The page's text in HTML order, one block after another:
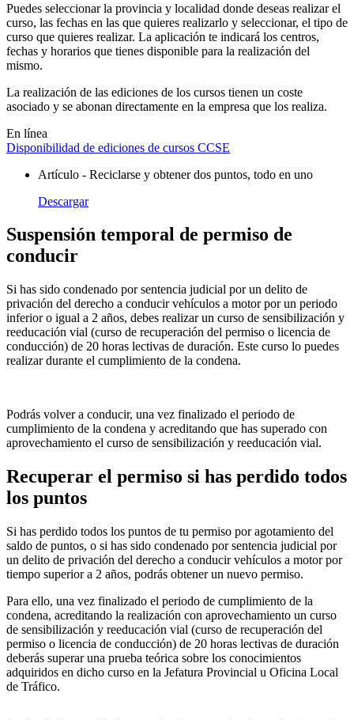
Puedes seleccionar la provincia y localidad donde deseas realizar el
curso, las fechas en las que quieres realizarlo y seleccionar, el tipo de
curso que quieres realizar. La aplicación te indicará los centros,
fechas y horarios que tienes disponible para la realización del
mismo.
La realización de las ediciones de los cursos tienen un coste
asociado y se abonan directamente en la empresa que los realiza.
En línea
Disponibilidad de ediciones de cursos CCSE
Artículo - Reciclarse y obtener dos puntos, todo en uno
Descargar
Suspensión temporal de permiso de
conducir
Si has sido condenado por sentencia judicial por un delito de
privación del derecho a conducir vehículos a motor por un periodo
inferior o igual a 2 años, debes realizar un curso de sensibilización y
reeducación vial (curso de recuperación del permiso o licencia de
conducción) de 20 horas lectivas de duración. Este curso lo puedes
realizar durante el cumplimiento de la condena.
Podrás volver a conducir, una vez finalizado el periodo de
cumplimiento de la condena y acreditando que has superado con
aprovechamiento el curso de sensibilización y reeducación vial.
Recuperar el permiso si has perdido todos
los puntos
Si has perdido todos los puntos de tu permiso por agotamiento del
saldo de puntos, o si has sido condenado por sentencia judicial por
un delito de privación del derecho a conducir vehículos a motor por
tiempo superior a 2 años, podrás obtener un nuevo permiso.
Para ello, una vez finalizado el periodo de cumplimiento de la
condena, acreditando la realización con aprovechamiento un curso
de sensibilización y reeducación vial (curso de recuperación del
permiso o licencia de conducción) de 20 horas lectivas de duración
deberás superar una prueba teórica sobre los conocimientos
adquiridos en dicho curso en la Jefatura Provincial u Oficina Local
de Tráfico.